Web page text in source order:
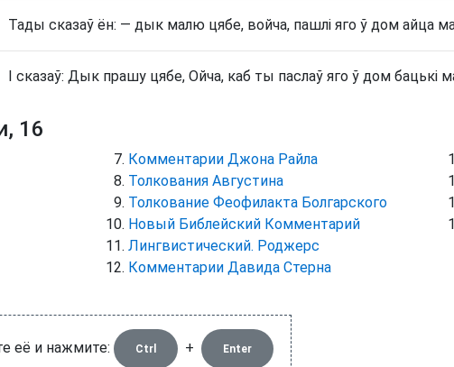
Тады сказаў ён: — дык малю цябе, войча, пашлі яго ў дом айца
І сказаў: Дык прашу цябе, Ойча, каб ты паслаў яго ў дом бацькі
16
Комментарии Джона Райла
Толкования Августина
Толкование Феофилакта Болгарского
Новый Библейский Комментарий
Лингвистический. Роджерс
Комментарии Давида Стерна
её и нажмите: Ctrl + Enter